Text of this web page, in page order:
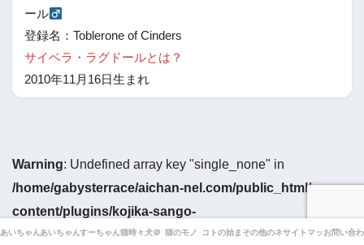
ール
登録名：Toblerone of Cinders
サイベラ・ラグドールとは？
2010年11月16日生まれ
Warning: Undefined array key "single_none" in
/home/gabysterrace/aichan-nel.com/public_html/wp-
content/plugins/kojika-sango-
supporter/library/widgets/sng_profile_box.php on line
あいちゃん＆すーちゃん
あいちゃんすーちゃん猫時々犬＠オーストラリア
猫のモノ コトの始まりその他のネコゴトサイトマップお問い合